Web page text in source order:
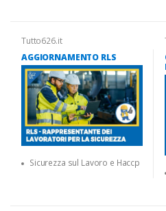
Tutto626.it
AGGIORNAMENTO RLS
Sicurezza sul Lavoro e Haccp